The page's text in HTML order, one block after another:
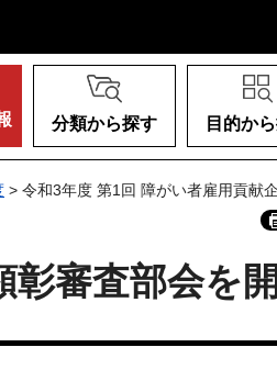
分類から探す 目的か
> 令和3年度 第1回 障がい者雇用貢献
審査部会を